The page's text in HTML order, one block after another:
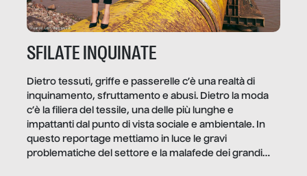
SFILATE INQUINATE
Dietro tessuti, griffe e passerelle c’è una realtà di
inquinamento, sfruttamento e abusi. Dietro la moda
c’è la filiera del tessile, una delle più lunghe e
impattanti dal punto di vista sociale e ambientale. In
questo reportage mettiamo in luce le gravi
problematiche del settore e la malafede dei grandi